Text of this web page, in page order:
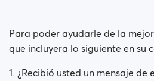
¿Mi suscripción se renovará
membresía?
Para poder ayudarle de la
que incluyera lo siguiente en su
1. ¿Recibió usted un mensaje